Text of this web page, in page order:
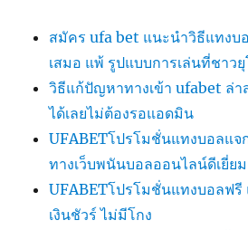
สมัคร ufa bet แนะนำวิธีแทงบ
เสมอ แพ้ รูปแบบการเล่นที่ชาว
วิธีแก้ปัญหาทางเข้า ufabet ล่า
ได้เลยไม่ต้องรอแอดมิน
UFABETโปรโมชั่นแทงบอลแจ
ทางเว็บพนันบอลออนไลน์ดีเยี่ยม
UFABETโปรโมชั่นแทงบอลฟ
เงินชัวร์ ไม่มีโกง